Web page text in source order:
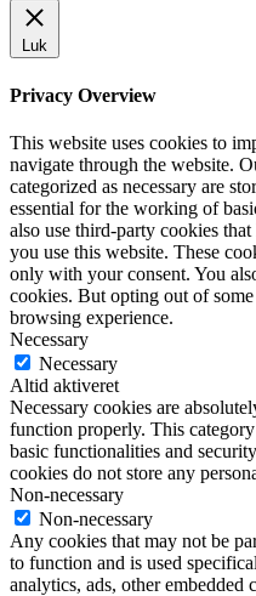
Luk
Privacy Overview
This website uses cookies to
navigate through the website.
categorized as necessary are
essential for the working of
also use third-party cookies
you use this website. These
only with your consent. You
cookies. But opting out of
browsing experience.
Necessary
Necessary
Altid aktiveret
Necessary cookies are
function properly. This
basic functionalities and
cookies do not store any
Non-necessary
Non-necessary
Any cookies that may not be
to function and is used
analytics, ads, other embedded